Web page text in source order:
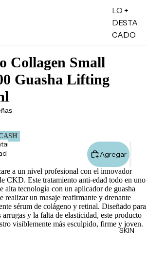
LO +
DESTA
CADO
Minis
Marcas
Tarjetas
de
Regalo
MINIS
SKIN
Collagen Small
Guasha Lifting
Agregar
a un nivel profesional con el innovador
CKD. Este tratamiento anti-edad todo en uno
alta tecnología con un aplicador de guasha
realizar un masaje reafirmante y drenante
sérum de colágeno y retinal. Diseñado para
y la falta de elasticidad, este producto
visiblemente más esculpido, firme y joven.